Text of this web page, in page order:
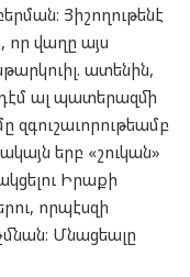
Յիշողութենէ
որ վաղը այս
ատենին,
ալ պատերազմի
զգուշաւորութեամբ
երբ «շուկան»
Իրաքի
որպէսզի
Մնացեալը